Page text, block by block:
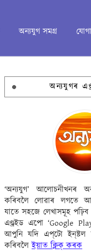
অন্যযুগ সমগ্ৰ
অন্যযুগৰ
‘অন্যযুগ’ আলোচনীখনৰ
কৰিবলৈ লোৱাৰ লগতে
যাতে সহজে লেখাসমূহ পঢ়িব
এণ্ড্ৰইড এপো ‘Google
আপুনি যদি এপ্‌টো ইন্‌ষ্টল
কৰিবলৈইয়াত ক্লিক্ কৰক